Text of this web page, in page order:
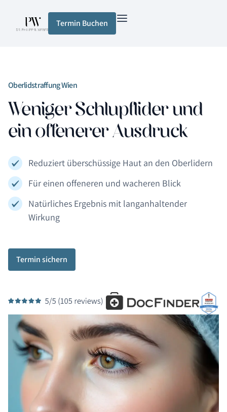
Termin Buchen
Oberlidstraffung Wien
Weniger Schlupflider und
ein offenerer Ausdruck
Reduziert überschüssige Haut an den Oberlidern
Für einen offeneren und wacheren Blick
Natürliches Ergebnis mit langanhaltender
Wirkung
Termin sichern